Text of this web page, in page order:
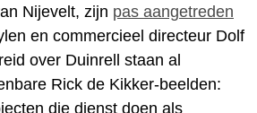
Nijevelt, zijn pas aangetreden
en commercieel directeur Dolf
over Duinrell staan al
Rick de Kikker-beelden:
die dienst doen als